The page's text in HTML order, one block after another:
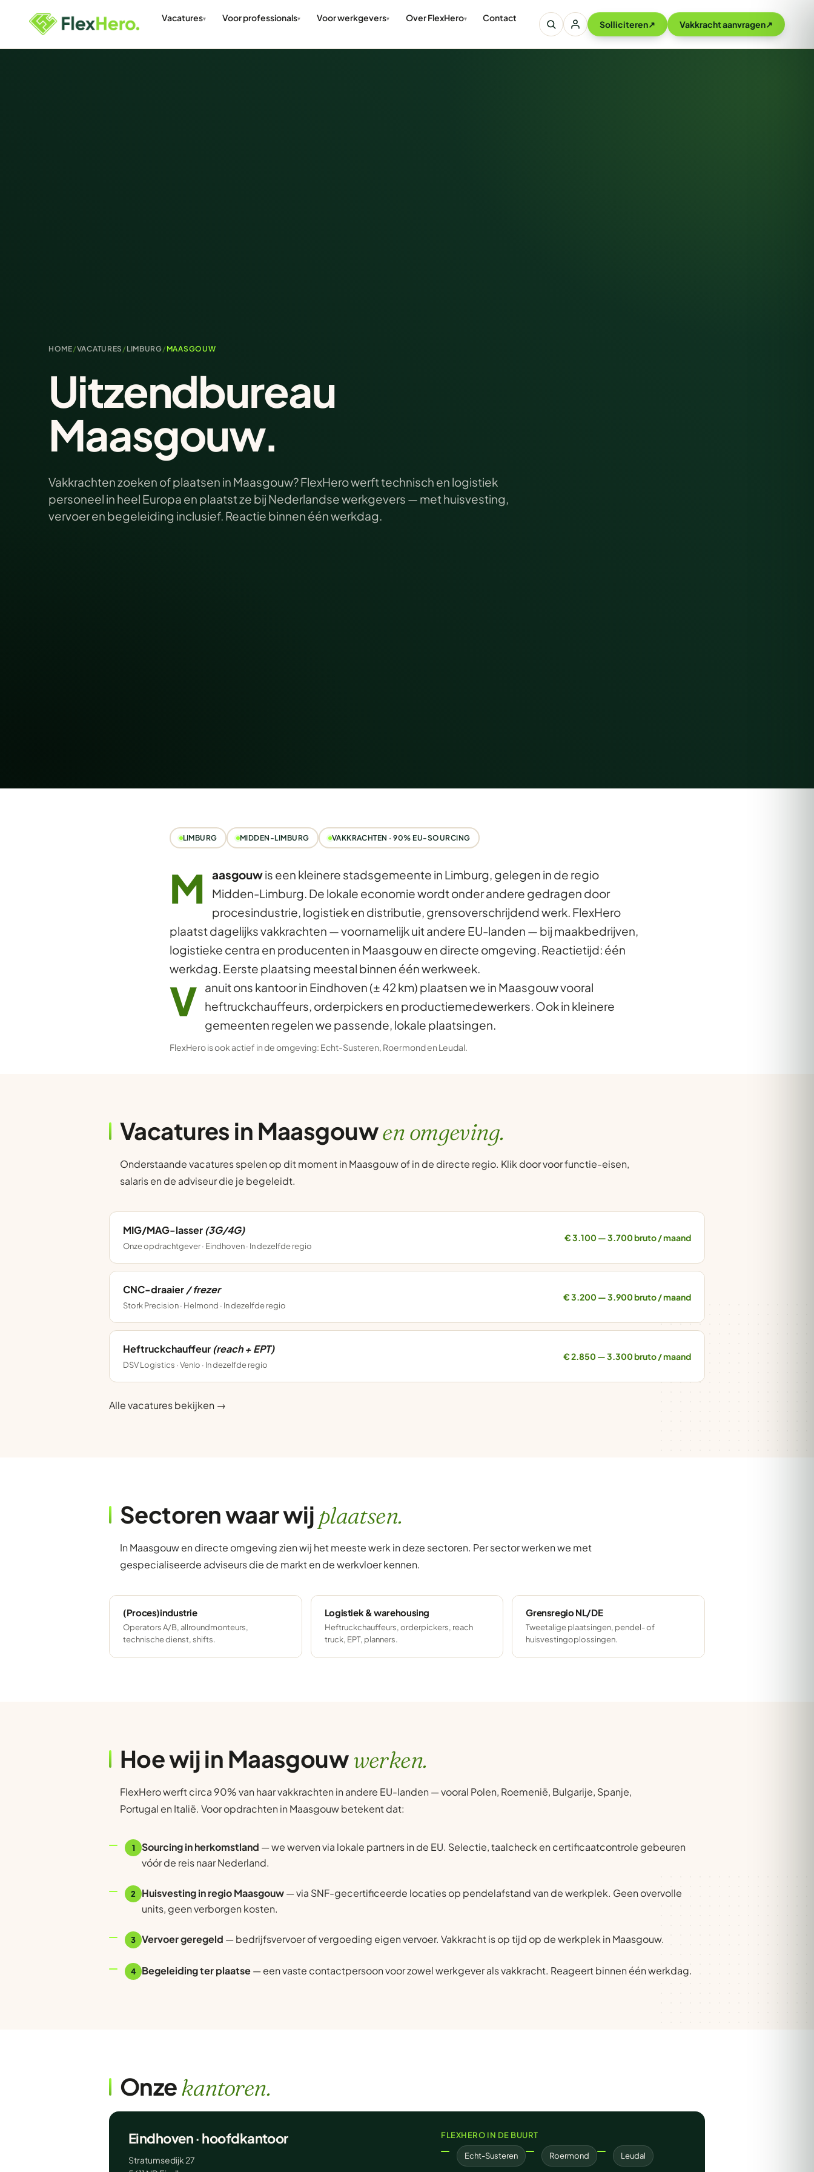
Vacatures Voor professionals Voor werkgevers Over FlexHero Contact
Solliciteren↗ Vakkracht aanvragen↗
HOME/VACATURES / LIMBURG/ MAASGOUW
Uitzendbureau
Maasgouw.
Vakkrachten zoeken of plaatsen in Maasgouw? FlexHero werft technisch en logistiek
personeel in heel Europa en plaatst ze bij Nederlandse werkgevers — met huisvesting,
vervoer en begeleiding inclusief. Reactie binnen één werkdag.
LIMBURG MIDDEN-LIMBURG VAKKRACHTEN · 90% EU-SOURCING
M aasgouwis een kleinere stadsgemeente in Limburg, gelegen in de regio
Midden-Limburg. De lokale economie wordt onder andere gedragen door
procesindustrie, logistiek en distributie, grensoverschrijdend werk. FlexHero
plaatst dagelijks vakkrachten — voornamelijk uit andere EU-landen — bij maakbedrijven,
logistieke centra en producenten in Maasgouw en directe omgeving. Reactietijd: één
werkdag. Eerste plaatsing meestal binnen één werkweek.
V anuit ons kantoor in Eindhoven (± 42 km) plaatsen we in Maasgouw vooral
heftruckchauffeurs, orderpickers en productiemedewerkers. Ook in kleinere
gemeenten regelen we passende, lokale plaatsingen.
FlexHero is ook actief in de omgeving: Echt-Susteren, Roermonden Leudal.
Vacatures in Maasgouwen omgeving.
Onderstaande vacatures spelen op dit moment in Maasgouw of in de directe regio. Klik door voor functie-eisen,
salaris en de adviseur die je begeleidt.
MIG/MAG-lasser(3G/4G)
Onze opdrachtgever · Eindhoven · In dezelfde regio
€ 3.100 — 3.700 bruto / maand
CNC-draaier / frezer
Stork Precision · Helmond · In dezelfde regio
€ 3.200 — 3.900 bruto / maand
Heftruckchauffeur(reach + EPT)
DSV Logistics · Venlo · In dezelfde regio
€ 2.850 — 3.300 bruto / maand
Alle vacatures bekijken →
Sectoren waar wij plaatsen.
In Maasgouw en directe omgeving zien wij het meeste werk in deze sectoren. Per sector werken we met
gespecialiseerde adviseurs die de markt en de werkvloer kennen.
(Proces)industrie
Operators A/B, allroundmonteurs,
technische dienst, shifts.
Logistiek & warehousing
Heftruckchauffeurs, orderpickers, reach
truck, EPT, planners.
Grensregio NL/DE
Tweetalige plaatsingen, pendel- of
huisvestingoplossingen.
Hoe wij in Maasgouwwerken.
FlexHero werft circa 90% van haar vakkrachten in andere EU-landen — vooral Polen, Roemenië, Bulgarije, Spanje,
Portugal en Italië. Voor opdrachten in Maasgouw betekent dat:
1 Sourcing in herkomstland — we werven via lokale partners in de EU. Selectie, taalcheck en certificaatcontrole gebeuren
vóór de reis naar Nederland.
2 Huisvesting in regio Maasgouw— via SNF-gecertificeerde locaties op pendelafstand van de werkplek. Geen overvolle
units, geen verborgen kosten.
3 Vervoer geregeld — bedrijfsvervoer of vergoeding eigen vervoer. Vakkracht is op tijd op de werkplek in Maasgouw.
4 Begeleiding ter plaatse— een vaste contactpersoon voor zowel werkgever als vakkracht. Reageert binnen één werkdag.
Onzekantoren.
Eindhoven · hoofdkantoor
Stratumsedijk 27
FLEXHERO IN DE BUURT
Echt-Susteren Roermond Leudal